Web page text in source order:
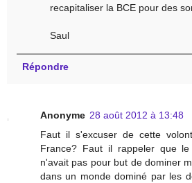
recapitaliser la BCE pour des
Saul
Répondre
Anonyme 28 août 2012 à 13:48
Faut il s'excuser de cette
France? Faut il rappeler que
n'avait pas pour but de dominer
dans un monde dominé par les